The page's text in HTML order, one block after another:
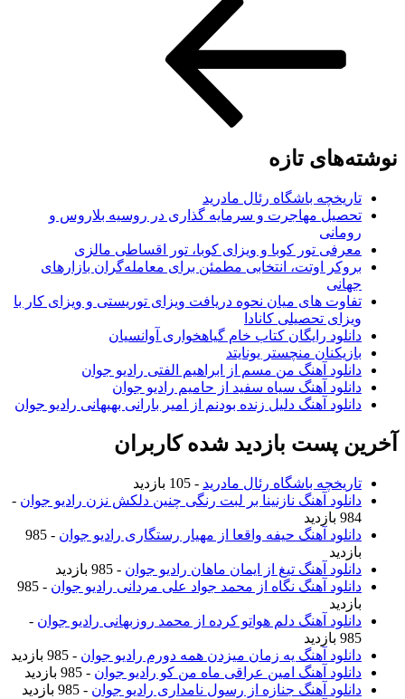
نوشته‌های تازه
تاریخچه باشگاه رئال مادرید
تحصیل مهاجرت و سرمایه گذاری در روسیه بلاروس و
رومانی
معرفی تور کوبا و ویزای کوبا، تور اقساطی مالزی
بروکر اوتت، انتخابی مطمئن برای معامله‌گران بازارهای
جهانی
تفاوت های میان نحوه دریافت ویزای توریستی و ویزای کار با
ویزای تحصیلی کانادا
دانلود رایگان کتاب خام گیاهخواری آوانسیان
بازیکنان منچستر یونایتد
دانلود آهنگ من مسم از ابراهیم الفتی رادیو جوان
دانلود آهنگ سیاه سفید از حامیم رادیو جوان
دانلود آهنگ دلیل زنده بودنم از امیر بارانی بهبهانی رادیو جوان
آخرین پست بازدید شده کاربران
تاریخچه باشگاه رئال مادرید - 105 بازدید
دانلود آهنگ نازنینا بر لبت رنگی چنین دلکش نزن رادیو جوان -
984 بازدید
دانلود آهنگ حیفه واقعا از مهیار رستگاری رادیو جوان
- 985
بازدید
دانلود آهنگ تیغ از ایمان ماهان رادیو جوان - 985 بازدید
دانلود آهنگ نگاه از محمد جواد علی مردانی رادیو جوان
- 985
بازدید
دانلود آهنگ دلم هواتو کرده از محمد روزبهانی رادیو جوان -
985 بازدید
دانلود آهنگ یه زمان میزدن همه دورم رادیو جوان - 985 بازدید
دانلود آهنگ امین عراقی ماه من کو رادیو جوان - 985 بازدید
دانلود آهنگ جنازه از رسول نامداری رادیو جوان - 985 بازدید